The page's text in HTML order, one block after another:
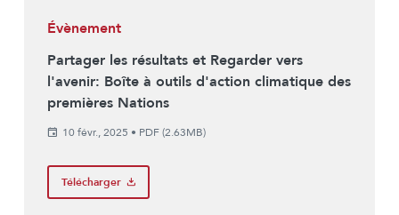
Évènement
Partager les résultats et Regarder vers
l'avenir: Boîte à outils d'action climatique des
premières Nations
10 févr., 2025 • PDF (2.63MB)
Télécharger